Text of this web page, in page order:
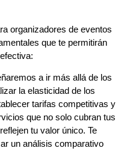
organizadores de eventos
que te permitirán
a ir más allá de los
la elasticidad de los
tarifas competitivas y
que no solo cubran tus
tu valor único. Te
un análisis comparativo